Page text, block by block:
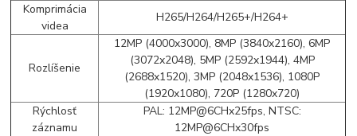
Komprimácia
videa
H265/H264/H265+/H264+
Rozlíšenie
12MP (4000x3000), 8MP (3840x2160), 6MP
(3072x2048), 5MP (2592x1944), 4MP
(2688x1520), 3MP (2048x1536), 1080P
(1920x1080), 720P (1280x720)
Rýchlosť
záznamu
PAL: 12MP@6CHx25fps, NTSC:
12MP@6CHx30fps